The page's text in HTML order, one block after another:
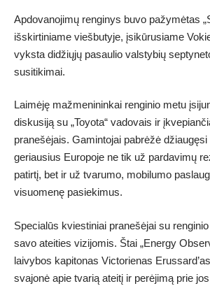
Apdovanojimų renginys buvo pažymėtas
išskirtiniame viešbutyje, įsikūrusiame
vyksta didžiųjų pasaulio valstybių
susitikimai.
Laimėję mažmenininkai renginio metu
diskusiją su „Toyota“ vadovais ir
pranešėjais. Gamintojai pabrėžė
geriausius Europoje ne tik už pardavimų
patirtį, bet ir už tvarumo, mobilumo
visuomenę pasiekimus.
Specialūs kviestiniai pranešėjai su
savo ateities vizijomis. Štai „Energy
laivybos kapitonas Victorienas
svajonė apie tvarią ateitį ir perėjimą prie